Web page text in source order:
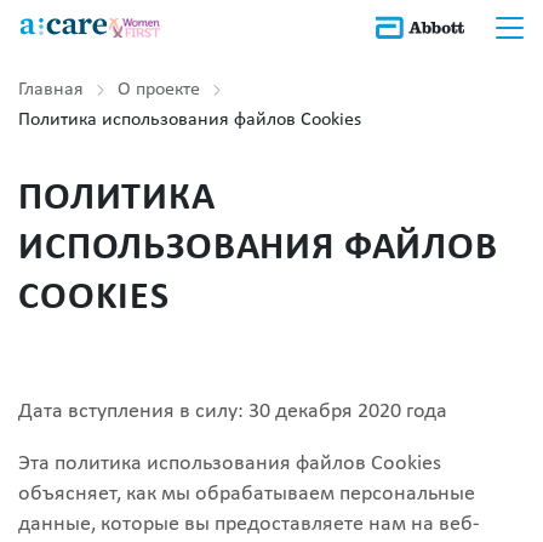
Главная
О проекте
Политика использования файлов Cookies
ПОЛИТИКА
ИСПОЛЬЗОВАНИЯ ФАЙЛОВ
COOKIES
Дата вступления в силу: 30 декабря 2020 года
Эта политика использования файлов Cookies
объясняет, как мы обрабатываем персональные
данные, которые вы предоставляете нам на веб-